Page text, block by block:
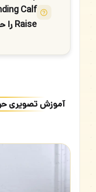
Calf
Raise را حفظ کرد؟
آموزش تصویری